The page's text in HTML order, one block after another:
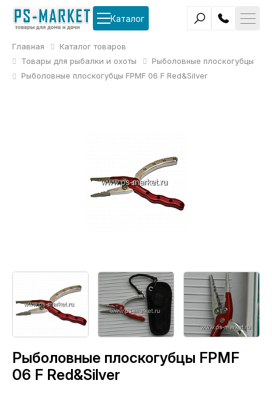
Каталог
Главная
Каталог товаров
Товары для рыбалки и охоты
Рыболовные плоскогубцы
Рыболовные плоскогубцы FPMF 06 F Red&Silver
Рыболовные плоскогубцы FPMF
06 F Red&Silver